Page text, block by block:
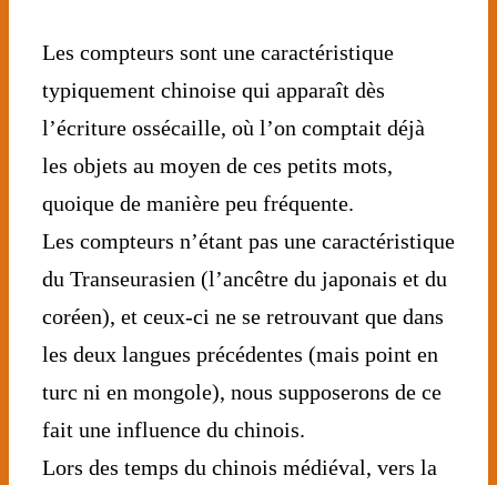
Les compteurs sont une caractéristique
typiquement chinoise qui apparaît dès
l’écriture ossécaille, où l’on comptait déjà
les objets au moyen de ces petits mots,
quoique de manière peu fréquente.
Les compteurs n’étant pas une caractéristique
du Transeurasien (l’ancêtre du japonais et du
coréen), et ceux-ci ne se retrouvant que dans
les deux langues précédentes (mais point en
turc ni en mongole), nous supposerons de ce
fait une influence du chinois.
Lors des temps du chinois médiéval, vers la